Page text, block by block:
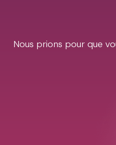
Nous prions pour que